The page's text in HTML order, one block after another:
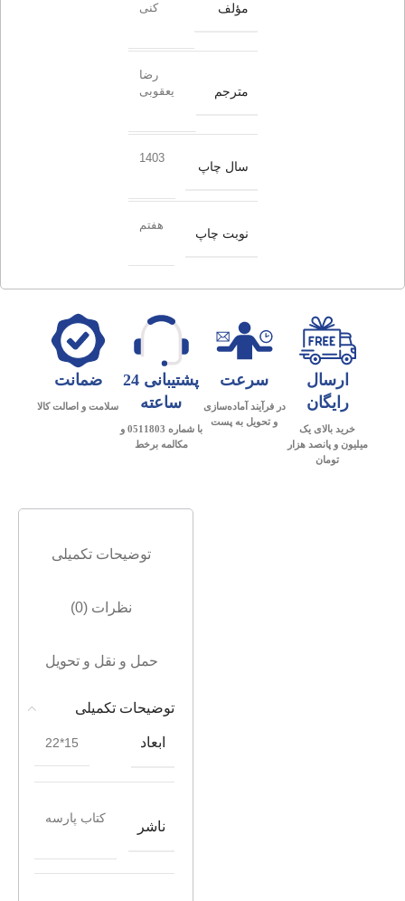
مؤلف
کنی
مترجم
رضا
یعقوبی
سال چاپ
1403
نوبت چاپ
هفتم
ارسال
رایگان
خرید بالای یک
میلیون و پانصد هزار
تومان
سرعت
در فرآیند آماده‌سازی
و تحویل به پست
پشتیبانی 24
ساعته
با شماره 0511803 و
مکالمه برخط
ضمانت
سلامت و اصالت کالا
توضیحات تکمیلی
نظرات (0)
حمل و نقل و تحویل
توضیحات تکمیلی
ابعاد 15*22
ناشر
کتاب پارسه